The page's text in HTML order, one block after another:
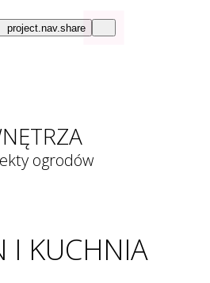
project.nav.share
ogrodów
I KUCHNIA